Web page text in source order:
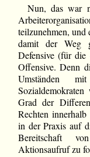
Nun, das war
teilzunehmen,
damit der Weg
Defensive (für
Offensive. Denn
Umständen
Grad der
Rechten
in der Praxis auf
Bereitschaft
Aktionsaufruf zu